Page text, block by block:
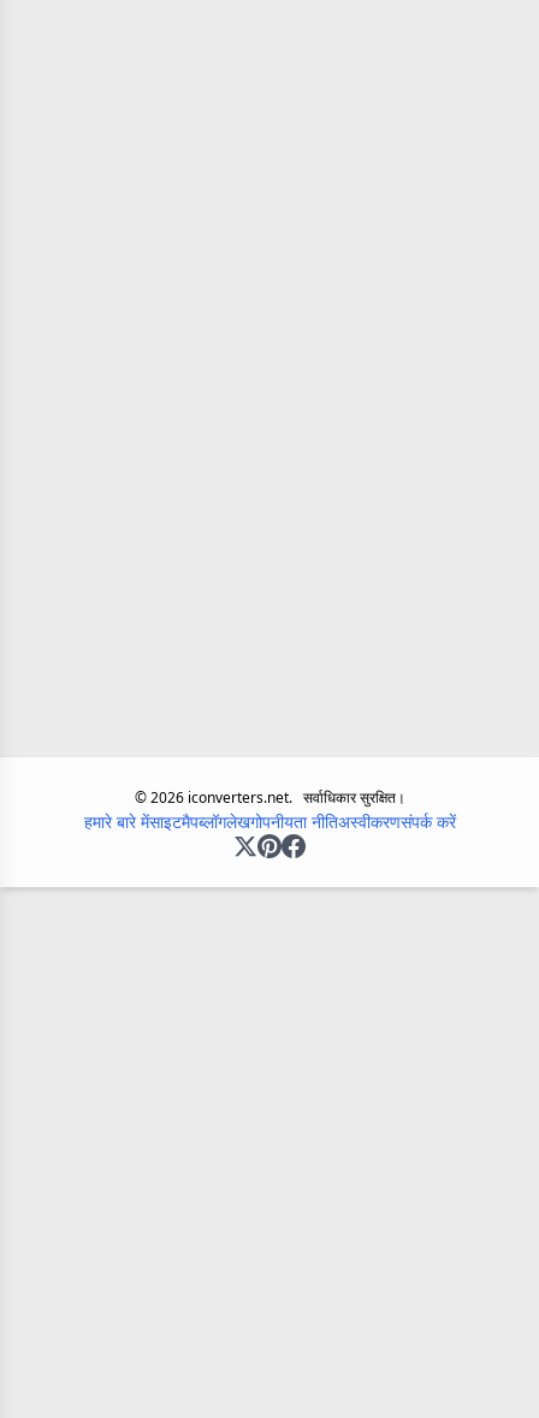
©2026iconverters.net. सर्वाधिकार सुरक्षित।
हमारे बारे मेंसाइटमैपब्लॉगलेखगोपनीयता नीतिअस्वीकरणसंपर्क करें